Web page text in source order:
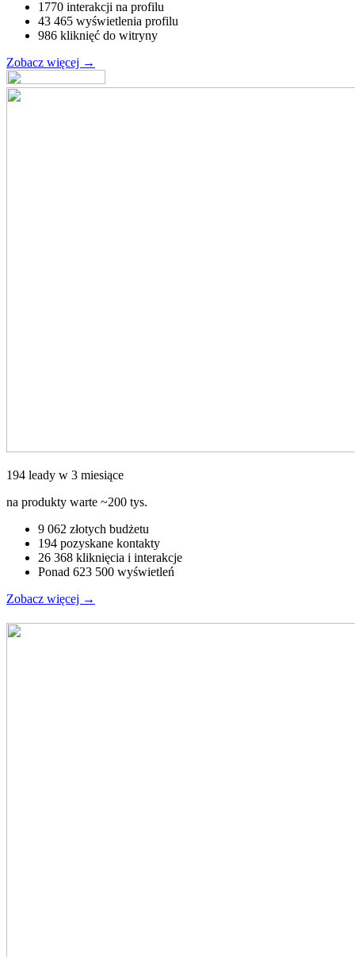
1770 interakcji na profilu
43 465 wyświetlenia profilu
986 kliknięć do witryny
Zobacz więcej →
194 leady w 3 miesiące
na produkty warte ~200 tys.
9 062 złotych budżetu
194 pozyskane kontakty
26 368 kliknięcia i interakcje
Ponad 623 500 wyświetleń
Zobacz więcej →